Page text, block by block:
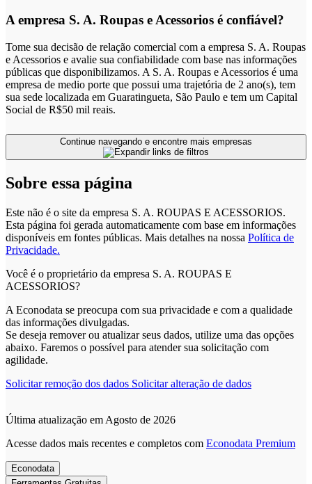
A empresa S. A. Roupas e Acessorios é confiável?
Tome sua decisão de relação comercial com a empresa S. A. Roupas
e Acessorios e avalie sua confiabilidade com base nas informações
públicas que disponibilizamos. A S. A. Roupas e Acessorios é uma
empresa de medio porte que possui uma trajetória de 2 ano(s), tem
sua sede localizada em Guaratingueta, São Paulo e tem um Capital
Social de R$50 mil reais.
Sobre essa página
Este não é o site da empresa S. A. ROUPAS E ACESSORIOS.
Esta página foi gerada automaticamente com base em informações
disponíveis em fontes públicas. Mais detalhes na nossa Política de
Privacidade.
Você é o proprietário da empresa S. A. ROUPAS E
ACESSORIOS?
A Econodata se preocupa com sua privacidade e com a qualidade
das informações divulgadas.
Se deseja remover ou atualizar seus dados, utilize uma das opções
abaixo. Faremos o possível para atender sua solicitação com
agilidade.
Solicitar remoção dos dados Solicitar alteração de dados
Última atualização em Agosto de 2026
Acesse dados mais recentes e completos com Econodata Premium
Econodata